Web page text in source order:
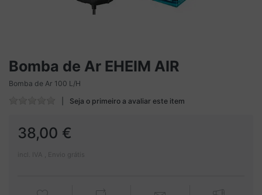
Bomba de Ar EHEIM AIR
Bomba de Ar 100 L/H
Seja o primeiro a avaliar este item
38,00 €
incl. IVA , Envio grátis